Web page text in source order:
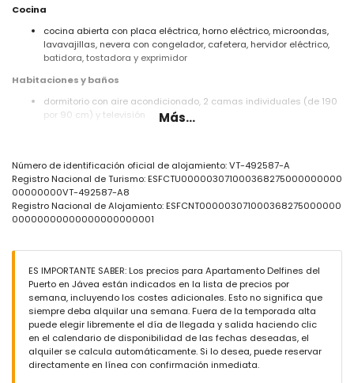
Cocina
cocina abierta con placa eléctrica, horno eléctrico, microondas,
lavavajillas, nevera con congelador, cafetera, hervidor eléctrico,
batidora, tostadora y exprimidor
Habitaciones y baños
dormitorio con aire acondicionado, 2 camas individuales (de 190
por 90 cm) y televisión
Exterior del apartamento
parcela grande y cerrada
piscina comunitaria de 19m x 8m y 2m de profundidad
piscina infantil
jardín comunitario con césped, grava y árboles
espacio de garaje comunitario
Más información
pueblo más cercano: Jávea (a menos de 200 metros del
apartamento)
orilla o ribera más cercana: Mediterráneo, Jávea (a menos de 200
metros del apartamento)
playa más cercana: La Grava, Puerto, Jávea (a menos de 200
metros del apartamento)
Más...
Número de identificación oficial de alojamiento: VT-492587-A
Registro Nacional de Turismo: ESFCTU000003071000368275000000000
00000000VT-492587-A8
Registro Nacional de Alojamiento: ESFCNT000003071000368275000000
00000000000000000000001
ES IMPORTANTE SABER: Los precios para Apartamento Delfines del
Puerto en Jávea están indicados en la lista de precios por
semana, incluyendo los costes adicionales. Esto no significa que
siempre deba alquilar una semana. Fuera de la temporada alta
puede elegir libremente el día de llegada y salida haciendo clic
en el calendario de disponibilidad de las fechas deseadas, el
alquiler se calcula automáticamente. Si lo desea, puede reservar
directamente en línea con confirmación inmediata.